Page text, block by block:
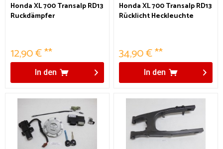
Honda XL 700 Transalp RD13
Ruckdämpfer
12,90 € **
In den
Honda XL 700 Transalp RD13
Rücklicht Heckleuchte
34,90 € **
In den